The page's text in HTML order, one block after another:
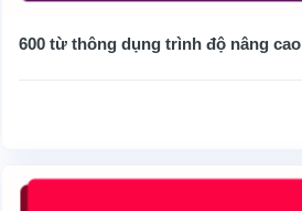
600 từ thông dụng trình độ nâng cao